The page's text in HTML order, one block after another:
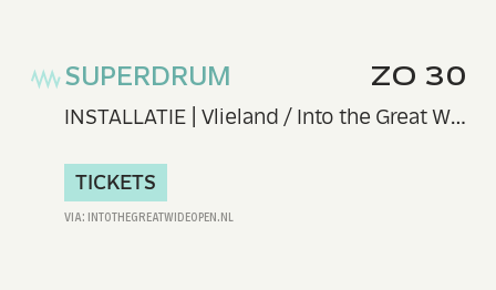
ZO 30
SUPERDRUM
INSTALLATIE | Vlieland / Into the Great Wide Open
TICKETS